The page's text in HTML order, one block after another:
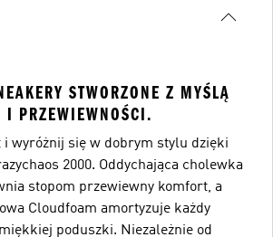
STWORZONE Z MYŚLĄ
I PRZEWIEWNOŚCI.
i wyróżnij się w dobrym stylu dzięki
2000. Oddychająca cholewka
stopom przewiewny komfort, a
Cloudfoam amortyzuje każdy
poduszki. Niezależnie od